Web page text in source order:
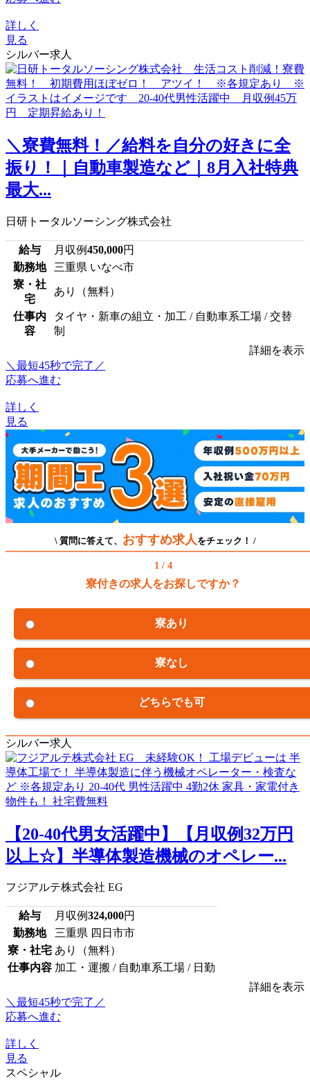
詳しく
見る
シルバー求人
＼寮費無料！／給料を自分の好きに全
振り！｜自動車製造など｜8月入社特典
最大...
日研トータルソーシング株式会社
給与 月収例450,000円
勤務地
三重県 いなべ市
寮・社
宅
あり（無料）
仕事内
容
タイヤ・新車の組立・加工 / 自動車系工場 / 交替
制
詳細を表示
＼最短45秒で完了／
応募へ進む
詳しく
見る
\ 質問に答えて、 おすすめ求人 をチェック！ /
1 / 4
寮付きの求人をお探しですか？
寮あり
寮なし
どちらでも可
シルバー求人
【20-40代男女活躍中】【月収例32万円
以上☆】半導体製造機械のオペレー...
フジアルテ株式会社 EG
給与 月収例324,000円
勤務地
三重県 四日市市
寮・社宅 あり（無料）
仕事内容 加工・運搬 / 自動車系工場 / 日勤
詳細を表示
＼最短45秒で完了／
応募へ進む
詳しく
見る
スペシャル